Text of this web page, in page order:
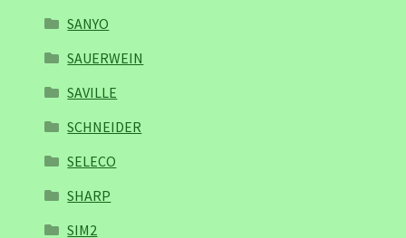
SANYO
SAUERWEIN
SAVILLE
SCHNEIDER
SELECO
SHARP
SIM2